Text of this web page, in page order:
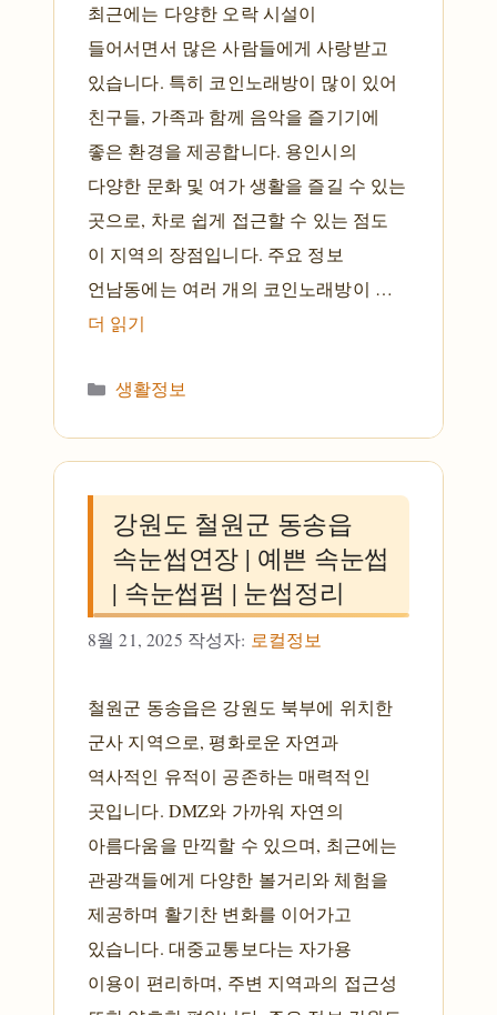
최근에는 다양한 오락 시설이
들어서면서 많은 사람들에게 사랑받고
있습니다. 특히 코인노래방이 많이 있어
친구들, 가족과 함께 음악을 즐기기에
좋은 환경을 제공합니다. 용인시의
다양한 문화 및 여가 생활을 즐길 수 있는
곳으로, 차로 쉽게 접근할 수 있는 점도
이 지역의 장점입니다. 주요 정보
언남동에는 여러 개의 코인노래방이 …
더 읽기
카테고리
생활정보
강원도 철원군 동송읍
속눈썹연장 | 예쁜 속눈썹
| 속눈썹펌 | 눈썹정리
8월 21, 2025 작성자: 로컬정보
철원군 동송읍은 강원도 북부에 위치한
군사 지역으로, 평화로운 자연과
역사적인 유적이 공존하는 매력적인
곳입니다. DMZ와 가까워 자연의
아름다움을 만끽할 수 있으며, 최근에는
관광객들에게 다양한 볼거리와 체험을
제공하며 활기찬 변화를 이어가고
있습니다. 대중교통보다는 자가용
이용이 편리하며, 주변 지역과의 접근성